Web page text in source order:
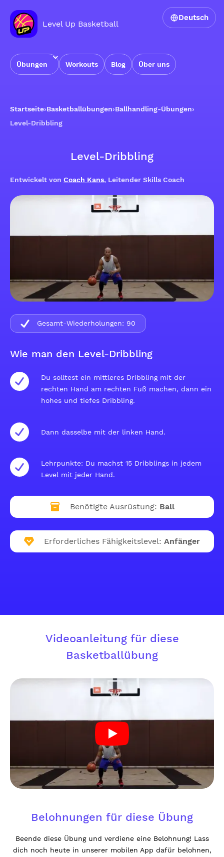
Level Up Basketball
Übungen Workouts Blog Über uns
Deutsch
Startseite›Basketballübungen›Ballhandling-Übungen›
Level-Dribbling
Level-Dribbling
Entwickelt von Coach Kans, Leitender Skills Coach
Wie man den Level-Dribbling
Du solltest ein mittleres Dribbling mit der
rechten Hand am rechten Fuß machen, dann ein
hohes und tiefes Dribbling.
Dann dasselbe mit der linken Hand.
Lehrpunkte: Du machst 15 Dribblings in jedem
Level mit jeder Hand.
Benötigte Ausrüstung: Ball
Erforderliches Fähigkeitslevel: Anfänger
Gesamt-Wiederholungen: 90
Videoanleitung für diese
Basketballübung
Belohnungen für diese Übung
Beende diese Übung und verdiene eine Belohnung! Lass
dich noch heute in unserer mobilen App dafür belohnen,